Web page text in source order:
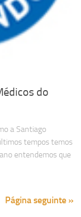
do
a Santiago
tempos temos
entendemos que
Página seguinte »